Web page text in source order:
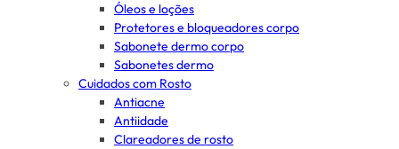
Óleos e loções
Protetores e bloqueadores corpo
Sabonete dermo corpo
Sabonetes dermo
Cuidados com Rosto
Antiacne
Antiidade
Clareadores de rosto